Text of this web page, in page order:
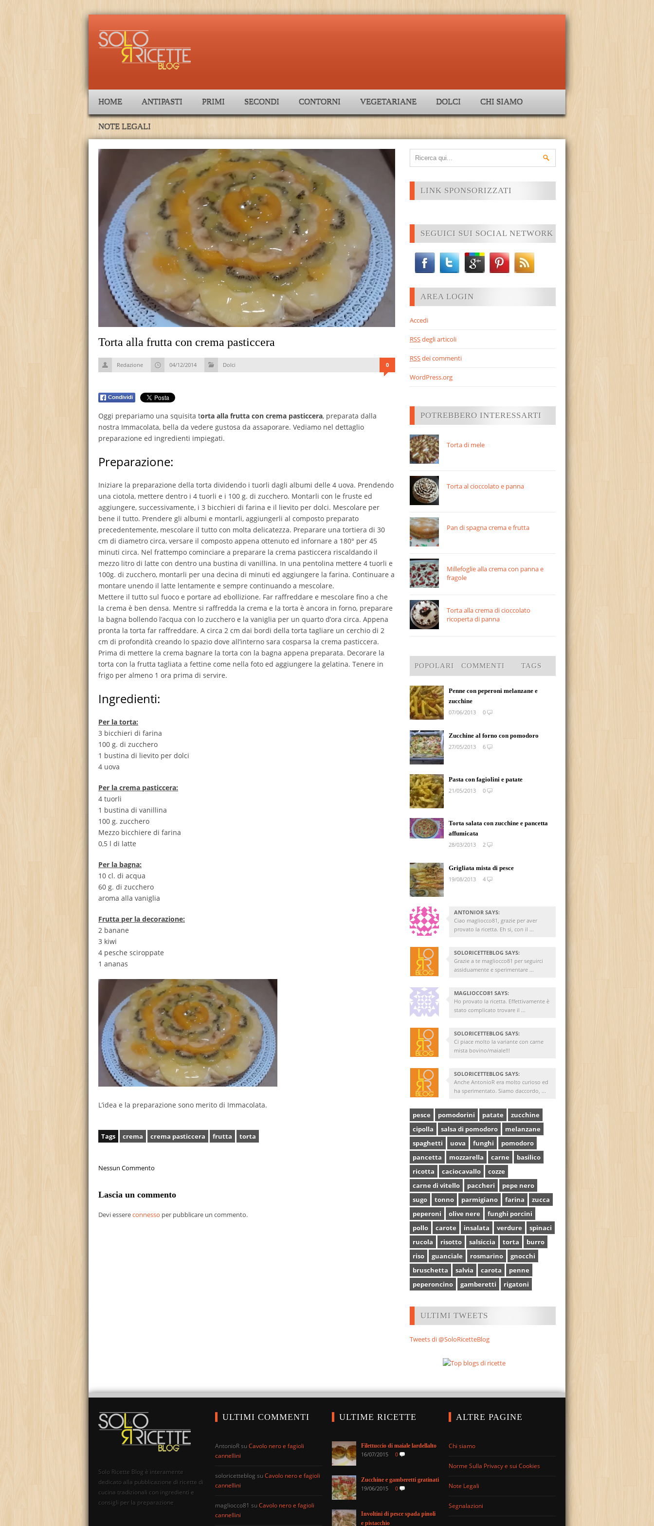
HOME ANTIPASTI PRIMI SECONDI CONTORNI VEGETARIANE DOLCI CHI SIAMO
NOTE LEGALI
Torta alla frutta con crema pasticcera
Redazione 04/12/2014 Dolci 0
Oggi prepariamo una squisita torta alla frutta con crema pasticcera, preparata dalla
nostra Immacolata, bella da vedere gustosa da assaporare. Vediamo nel dettaglio
preparazione ed ingredienti impiegati.
Preparazione:
Iniziare la preparazione della torta dividendo i tuorli dagli albumi delle 4 uova. Prendendo
una ciotola, mettere dentro i 4 tuorli e i 100 g. di zucchero. Montarli con le fruste ed
aggiungere, successivamente, i 3 bicchieri di farina e il lievito per dolci. Mescolare per
bene il tutto. Prendere gli albumi e montarli, aggiungerli al composto preparato
precedentemente, mescolare il tutto con molta delicatezza. Preparare una tortiera di 30
cm di diametro circa, versare il composto appena ottenuto ed infornare a 180° per 45
minuti circa. Nel frattempo cominciare a preparare la crema pasticcera riscaldando il
mezzo litro di latte con dentro una bustina di vanillina. In una pentolina mettere 4 tuorli e
100g. di zucchero, montarli per una decina di minuti ed aggiungere la farina. Continuare a
montare unendo il latte lentamente e sempre continuando a mescolare.
Mettere il tutto sul fuoco e portare ad ebollizione. Far raffreddare e mescolare fino a che
la crema è ben densa. Mentre si raffredda la crema e la torta è ancora in forno, preparare
la bagna bollendo l’acqua con lo zucchero e la vaniglia per un quarto d’ora circa. Appena
pronta la torta far raffreddare. A circa 2 cm dai bordi della torta tagliare un cerchio di 2
cm di profondità creando lo spazio dove all’interno sara cosparsa la crema pasticcera.
Prima di mettere la crema bagnare la torta con la bagna appena preparata. Decorare la
torta con la frutta tagliata a fettine come nella foto ed aggiungere la gelatina. Tenere in
frigo per almeno 1 ora prima di servire.
Ingredienti:
Per la torta:
3 bicchieri di farina
100 g. di zucchero
1 bustina di lievito per dolci
4 uova
Per la crema pasticcera:
4 tuorli
1 bustina di vanillina
100 g. zucchero
Mezzo bicchiere di farina
0,5 l di latte
Per la bagna:
10 cl. di acqua
60 g. di zucchero
aroma alla vaniglia
Frutta per la decorazione:
2 banane
3 kiwi
4 pesche sciroppate
1 ananas
L’idea e la preparazione sono merito di Immacolata.
Tags crema crema pasticcera frutta torta
Nessun Commento
Lascia un commento
Devi essereconnesso per pubblicare un commento.
LINK SPONSORIZZATI
SEGUICI SUI SOCIAL NETWORK
AREA LOGIN
Accedi
RSSdegli articoli
RSSdei commenti
WordPress.org
POTREBBERO INTERESSARTI
Torta di mele
Torta al cioccolato e panna
Pan di spagna crema e frutta
Millefoglie alla crema con panna e
fragole
Torta alla crema di cioccolato
ricoperta di panna
POPOLARI COMMENTI TAGS
Penne con peperoni melanzane e
zucchine
07/06/2013
0
Zucchine al forno con pomodoro
27/05/2013
6
Pasta con fagiolini e patate
21/05/2013
0
Torta salata con zucchine e pancetta
affumicata
28/03/2013
2
Grigliata mista di pesce
19/08/2013
4
ANTONIOR SAYS:
Ciao magliocco81, grazie per aver
provato la ricetta. Eh si, con il ...
SOLORICETTEBLOG SAYS:
Grazie a te magliocco81 per seguirci
assiduamente e sperimentare ...
MAGLIOCCO81 SAYS:
Ho provato la ricetta. Effettivamente è
stato complicato trovare il ...
SOLORICETTEBLOG SAYS:
Ci piace molto la variante con carne
mista bovino/maiale!!!
SOLORICETTEBLOG SAYS:
Anche AntonioR era molto curioso ed
ha sperimentato. Siamo daccordo, ...
pesce pomodorini patate
zucchine
cipolla
salsa di pomodoro
melanzane
spaghetti
uova funghi
pomodoro
pancetta
mozzarella carne
basilico
ricotta
caciocavallo
cozze
carne di vitello
paccheri
pepe nero
sugo
tonno parmigiano farina
zucca
peperoni
olive nere
funghi porcini
pollo
carote insalata verdure
spinaci
rucola
risotto salsiccia torta
burro
riso
guanciale rosmarino
gnocchi
bruschetta
salvia carota
penne
peperoncino
gamberetti rigatoni
ULTIMI TWEETS
Tweets di @SoloRicetteBlog
Solo Ricette Blog è interamente
dedicato alla pubblicazione di ricette di
cucina tradizionali con ingredienti e
consigli per la preparazione
ULTIMI COMMENTI
AntonioRsuCavolo nero e fagioli
cannellini
soloricetteblogsuCavolo nero e fagioli
cannellini
magliocco81 suCavolo nero e fagioli
cannellini
ULTIME RICETTE
Filettuccio di maiale lardellalto
16/07/2015 0
Zucchine e gamberetti gratinati
19/06/2015 0
Involtini di pesce spada pinoli
e pistacchio
ALTRE PAGINE
Chi siamo
Norme Sulla Privacy e sui Cookies
Note Legali
Segnalazioni